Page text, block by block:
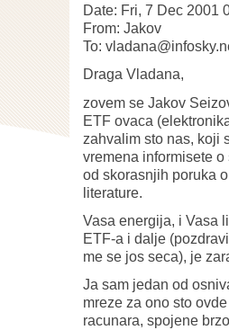
Date: Fri, 7 Dec 2001
From: Jakov
To:
Draga Vladana,
zovem se Jakov
ETF ovaca
zahvalim sto nas, koji
vremena informisete
od skorasnjih poruka
literature.
Vasa energija, i Vasa
ETF-a i dalje
me se jos seca), je
Ja sam jedan od
mreze za ono sto
racunara, spojene